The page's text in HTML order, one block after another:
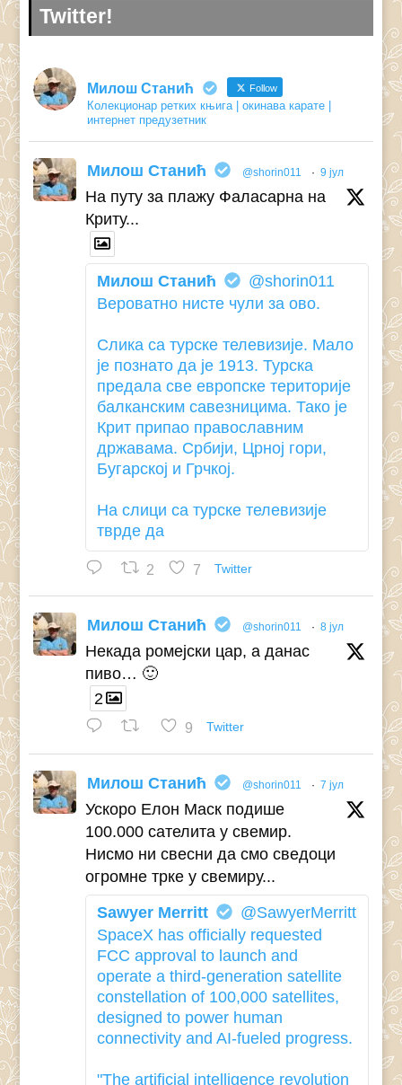
Twitter!
Милош Станић Follow
Колекционар ретких књига | окинава карате |
интернет предузетник
Милош Станић @shorin011 · 9 јул
На путу за плажу Фаласарна на
Криту...
Милош Станић
@shorin011
Вероватно нисте чули за ово.
Слика са турске телевизије. Мало
је познато да је 1913. Турска
предала све европске територије
балканским савезницима. Тако је
Крит припао православним
државама. Србији, Црној гори,
Бугарској и Грчкој.
На слици са турске телевизије
тврде да
2 7 Twitter
Милош Станић @shorin011 · 8 јул
Некада ромејски цар, а данас
пиво… 🙂
2
9 Twitter
Милош Станић @shorin011 · 7 јул
Ускоро Елон Маск подише
100.000 сателита у свемир.
Нисмо ни свесни да смо сведоци
огромне трке у свемиру...
Sawyer Merritt
@SawyerMerritt
SpaceX has officially requested
FCC approval to launch and
operate a third-generation satellite
constellation of 100,000 satellites,
designed to power human
connectivity and AI-fueled progress.
"The artificial intelligence revolution